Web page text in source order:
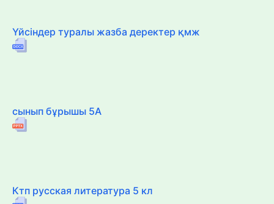
Үйсіндер туралы жазба деректер қмж
сынып бұрышы 5А
Ктп русская литература 5 кл